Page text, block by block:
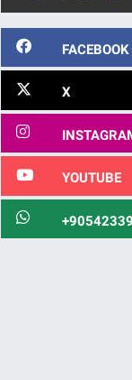
FACEBOOK
X
YOUTUBE